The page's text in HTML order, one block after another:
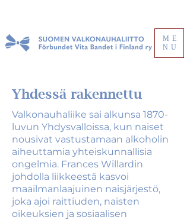
ME
NU
Yhdessä rakennettu
Valkonauhaliike sai alkunsa 1870-
luvun Yhdysvalloissa, kun naiset
nousivat vastustamaan alkoholin
aiheuttamia yhteiskunnallisia
ongelmia. Frances Willardin
johdolla liikkeestä kasvoi
maailmanlaajuinen naisjärjestö,
joka ajoi raittiuden, naisten
oikeuksien ja sosiaalisen